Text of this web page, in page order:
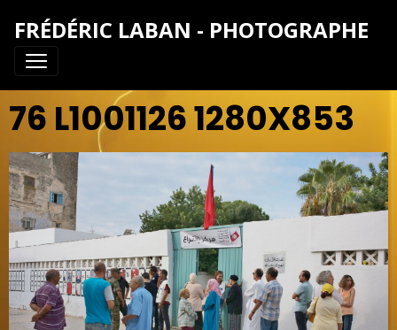
FRÉDÉRIC LABAN - PHOTOGRAPHE
76 L1001126 1280X853